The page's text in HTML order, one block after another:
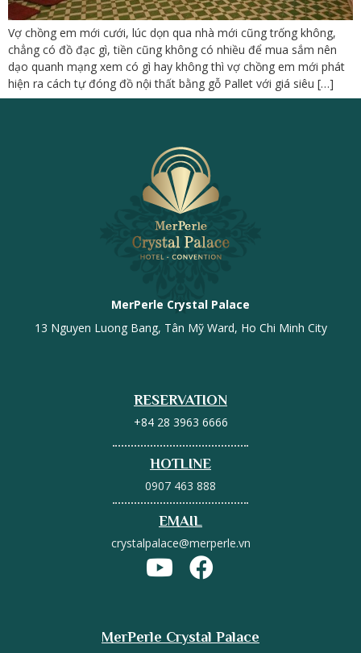
Vợ chồng em mới cưới, lúc dọn qua nhà mới cũng trống không,
chẳng có đồ đạc gì, tiền cũng không có nhiều để mua sắm nên
dạo quanh mạng xem có gì hay không thì vợ chồng em mới phát
hiện ra cách tự đóng đồ nội thất bằng gỗ Pallet với giá siêu […]
MerPerle Crystal Palace
13 Nguyen Luong Bang, Tân Mỹ Ward, Ho Chi Minh City
RESERVATION
+84 28 3963 6666
HOTLINE
0907 463 888
EMAIL
crystalpalace@merperle.vn
MerPerle Crystal Palace